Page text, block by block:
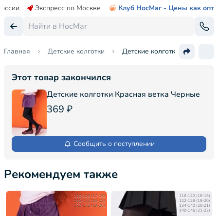
Экспресс по Москве Клуб НосМаг - Цены как опт
Главная Детские колготки Детские колготки "Красная
Этот товар закончился
Детские колготки Красная ветка Черные
369 ₽
Сообщить о поступлении
Рекомендуем также
110-116 (17-18)
116-122 (18-19)
122-128 (19-20)
116-122 (18-19)
122-128 (19-20)
134-140 (20-21)
140-146 (21-22)